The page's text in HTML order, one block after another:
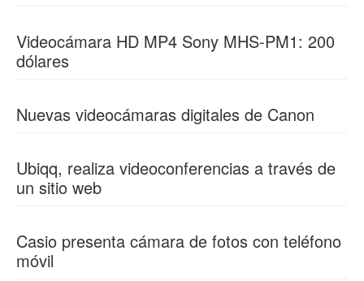
Videocámara HD MP4 Sony MHS-PM1: 200
dólares
Nuevas videocámaras digitales de Canon
Ubiqq, realiza videoconferencias a través de
un sitio web
Casio presenta cámara de fotos con teléfono
móvil